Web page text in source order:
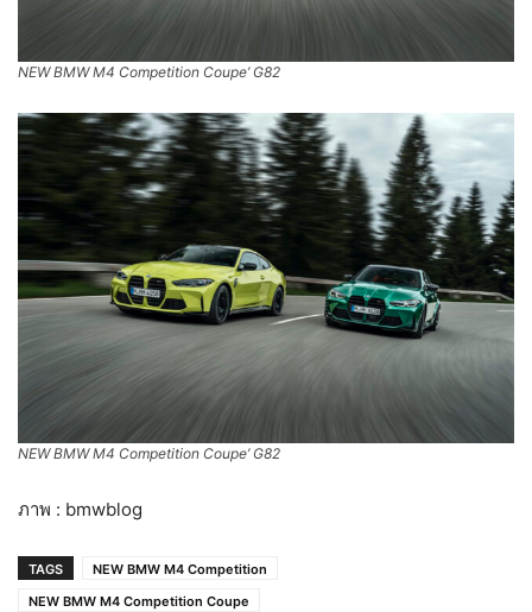
NEW BMW M4 Competition Coupe’ G82
NEW BMW M4 Competition Coupe’ G82
ภาพ : bmwblog
TAGS
NEW BMW M4 Competition
NEW BMW M4 Competition Coupe